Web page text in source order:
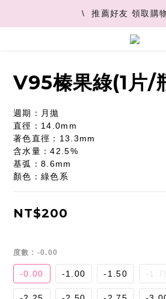
\  V+快速配最快45分
\  推薦好友 領取購
\  V+快速配最快45分
V95榛果綠(1片/
週期：月拋
直徑：14.0mm
著色直徑：13.3mm
含水量：42.5%
基弧：8.6mm
顏色：綠色系
NT$200
度數 : -0.00
-0.00 -1.00 -1.50 -